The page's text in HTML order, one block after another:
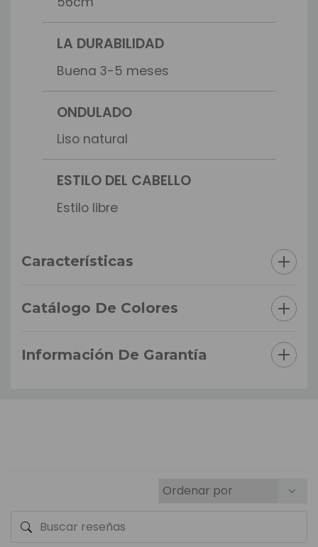
LA DURABILIDAD
Buena 3-5 meses
ONDULADO
Liso natural
ESTILO DEL CABELLO
Estilo libre
Características
Catálogo De Colores
Información De Garantía